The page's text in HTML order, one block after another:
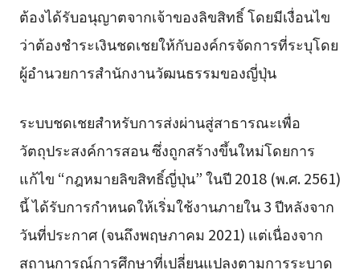
ต้องได้รับอนุญาตจากเจ้าของลิขสิทธิ์ โดยมีเงื่อนไข
ว่าต้องชำระเงินชดเชยให้กับองค์กรจัดการที่ระบุโดย
ผู้อำนวยการสำนักงานวัฒนธรรมของญี่ปุ่น
ระบบชดเชยสำหรับการส่งผ่านสู่สาธารณะเพื่อ
วัตถุประสงค์การสอน ซึ่งถูกสร้างขึ้นใหม่โดยการ
แก้ไข “กฎหมายลิขสิทธิ์ญี่ปุ่น” ในปี 2018 (พ.ศ. 2561)
นี้ ได้รับการกำหนดให้เริ่มใช้งานภายใน 3 ปีหลังจาก
วันที่ประกาศ (จนถึงพฤษภาคม 2021) แต่เนื่องจาก
สถานการณ์การศึกษาที่เปลี่ยนแปลงตามการระบาด